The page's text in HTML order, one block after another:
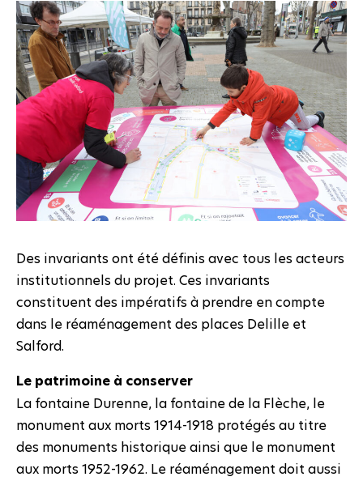
Des invariants ont été définis avec tous les acteurs
institutionnels du projet. Ces invariants
constituent des impératifs à prendre en compte
dans le réaménagement des places Delille et
Salford.
Le patrimoine à conserver
La fontaine Durenne, la fontaine de la Flèche, le
monument aux morts 1914-1918 protégés au titre
des monuments historique ainsi que le monument
aux morts 1952-1962. Le réaménagement doit aussi